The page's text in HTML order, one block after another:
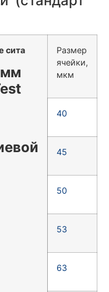
сита
Размер
ячейки,
мкм
40
45
50
53
63